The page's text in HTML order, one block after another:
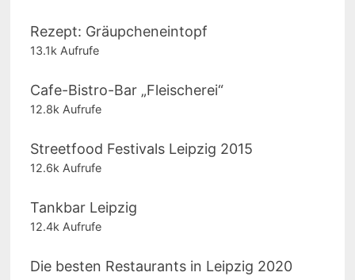
Rezept: Gräupcheneintopf
13.1k Aufrufe
Cafe-Bistro-Bar „Fleischerei“
12.8k Aufrufe
Streetfood Festivals Leipzig 2015
12.6k Aufrufe
Tankbar Leipzig
12.4k Aufrufe
Die besten Restaurants in Leipzig 2020